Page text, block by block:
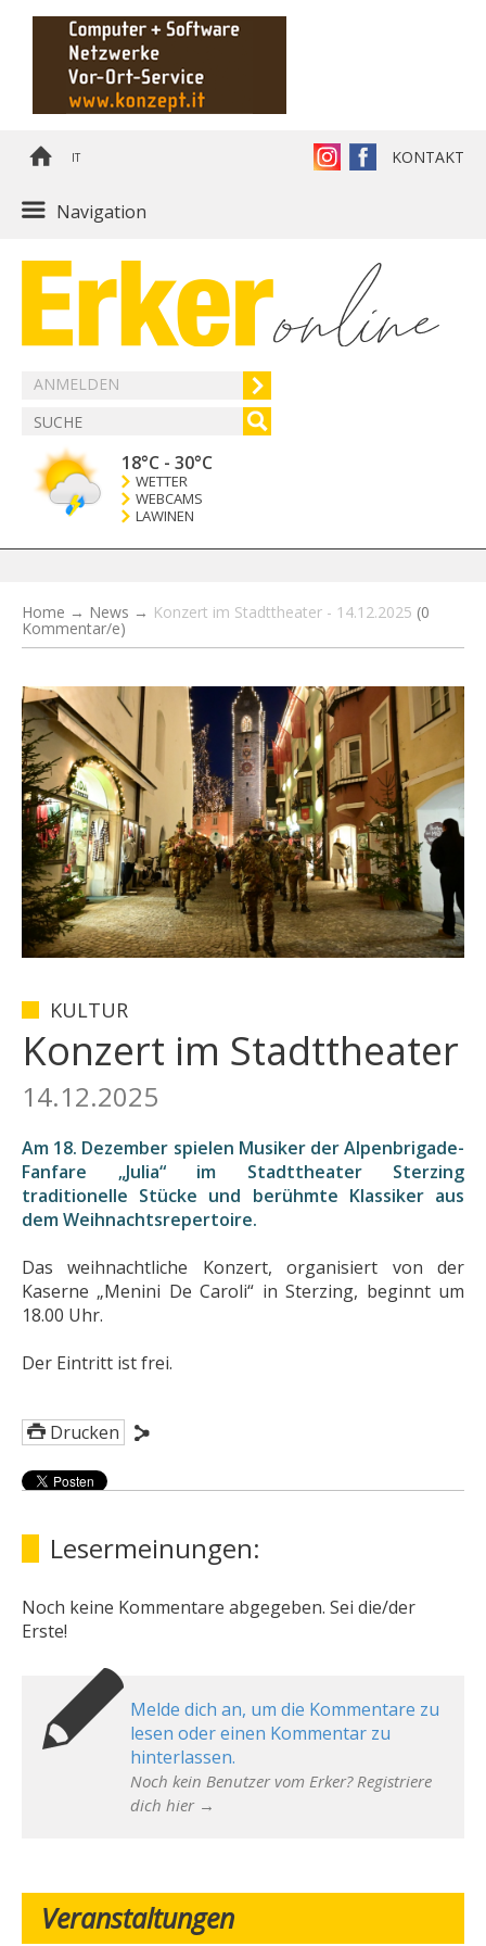
IT KONTAKT
Navigation
ANMELDEN
18°C - 30°C
WETTER
WEBCAMS
LAWINEN
Home → News → Konzert im Stadttheater - 14.12.2025 (0
Kommentar/e)
KULTUR
Konzert im Stadttheater
14.12.2025
Am 18. Dezember spielen Musiker der Alpenbrigade-
Fanfare „Julia“ im Stadttheater Sterzing
traditionelle Stücke und berühmte Klassiker aus
dem Weihnachtsrepertoire.
Das weihnachtliche Konzert, organisiert von der
Kaserne „Menini De Caroli“ in Sterzing, beginnt um
18.00 Uhr.
Der Eintritt ist frei.
Drucken
Lesermeinungen:
Noch keine Kommentare abgegeben. Sei die/der
Erste!
Melde dich an, um die Kommentare zu
lesen oder einen Kommentar zu
hinterlassen.
Noch kein Benutzer vom Erker? Registriere
dich hier →
Veranstaltungen